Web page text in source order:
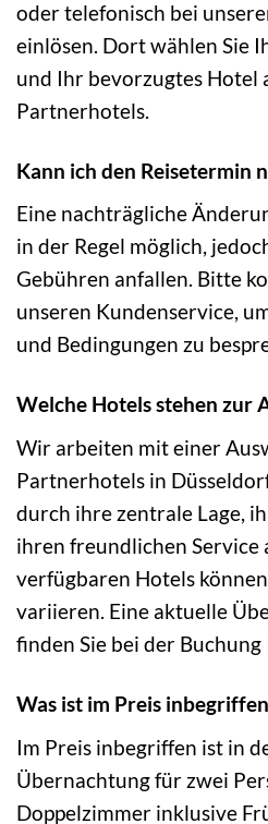
oder telefonisch bei
einlösen. Dort wählen Sie
und Ihr bevorzugtes Hotel
Partnerhotels.
Kann ich den Reisetermin
Eine nachträgliche
in der Regel möglich,
Gebühren anfallen. Bitte
unseren Kundenservice,
und Bedingungen zu
Welche Hotels stehen zur
Wir arbeiten mit einer
Partnerhotels in
durch ihre zentrale Lage,
ihren freundlichen Service
verfügbaren Hotels
variieren. Eine aktuelle
finden Sie bei der Buchung
Was ist im Preis
Im Preis inbegriffen ist in
Übernachtung für zwei
Doppelzimmer inklusive